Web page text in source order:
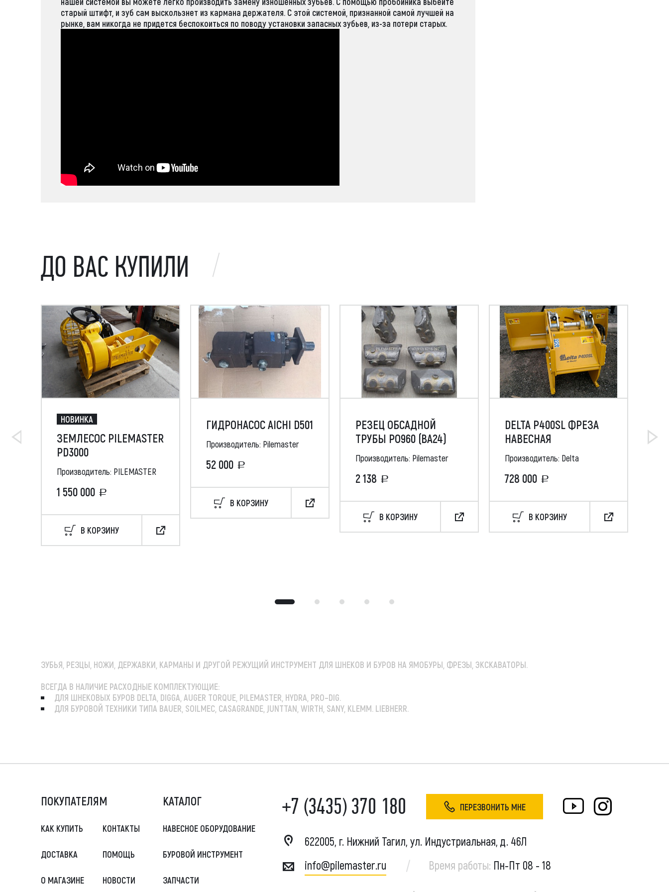
старый штифт, и зуб сам выскользнет из кармана держателя. С этой системой, признанной самой лучшей на
рынке, вам никогда не придется беспокоиться по поводу установки запасных зубьев, из-за потери старых.
ДО ВАС КУПИЛИ
НОВИНКА
ЗЕМЛЕСОС PILEMASTER
PD3000
Производитель: PILEMASTER
1 550 000
В КОРЗИНУ
ГИДРОНАСОС AICHI D501
Производитель: Pilemaster
52 000
В КОРЗИНУ
РЕЗЕЦ ОБСАДНОЙ
ТРУБЫ РО960 (ВА24)
Производитель: Pilemaster
2 138
В КОРЗИНУ
DELTA P400SL ФРЕЗА
НАВЕСНАЯ
Производитель: Delta
728 000
В КОРЗИНУ
AF
ЗУБЬЯ, РЕЗЦЫ, НОЖИ, ДЕРЖАВКИ, КАРМАНЫ И ДРУГОЙ РЕЖУЩИЙ ИНСТРУМЕНТ ДЛЯ ШНЕКОВ И БУРОВ НА ЯМОБУРЫ, ФРЕЗЫ, ЭКСКАВАТОРЫ.
ВСЕГДА В НАЛИЧИЕ РАСХОДНЫЕ КОМПЛЕКТУЮЩИЕ:
ДЛЯ ШНЕКОВЫХ БУРОВ DELTA, DIGGA, AUGER TORQUE, PILEMASTER, HYDRA, PRO–DIG.
ДЛЯ БУРОВОЙ ТЕХНИКИ ТИПА BAUER, SOILMEC, CASAGRANDE, JUNTTAN, WIRTH, SANY, KLEMM. LIEBHERR.
ПОКУПАТЕЛЯМ
КАК КУПИТЬ
ДОСТАВКА
О МАГАЗИНЕ
КОНТАКТЫ
ПОМОЩЬ
НОВОСТИ
КАТАЛОГ
НАВЕСНОЕ ОБОРУДОВАНИЕ
БУРОВОЙ ИНСТРУМЕНТ
ЗАПЧАСТИ
+7 (3435) 370 180 ПЕРЕЗВОНИТЬ МНЕ
622005, г. Нижний Тагил, ул. Индустриальная, д. 46Л
info@pilemaster.ru
Время работы: Пн-Пт 08 - 18